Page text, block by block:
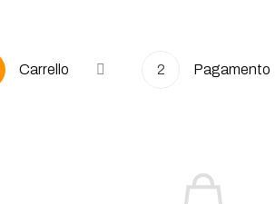
Carrello 2 Pagamento